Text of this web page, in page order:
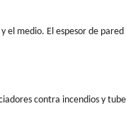
el medio. El espesor de
contra incendios y